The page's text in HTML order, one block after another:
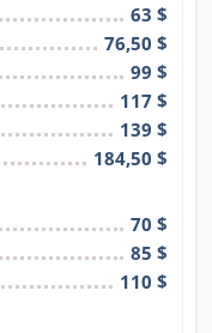
63 $
76,50 $
99 $
117 $
139 $
184,50 $
70 $
85 $
110 $